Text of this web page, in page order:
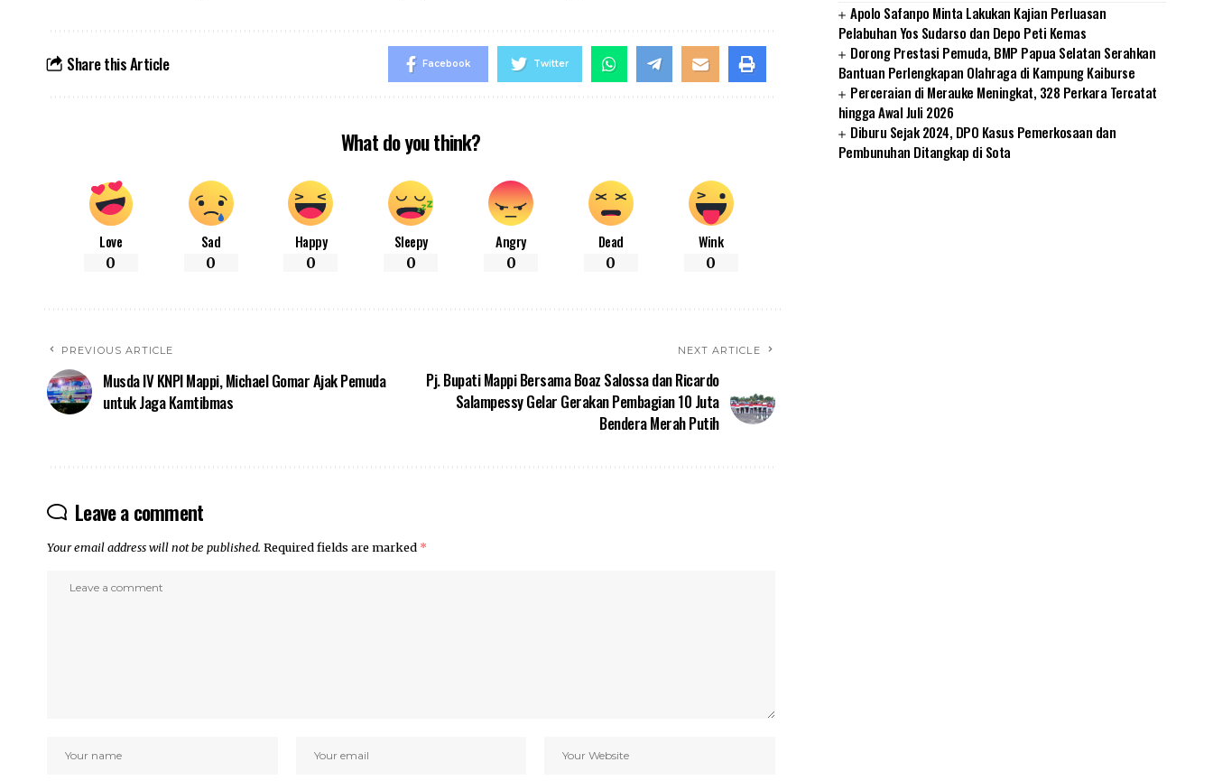
Share this Article Facebook Twitter
What do you think?
Love
0
Sad
0
Happy
0
Sleepy
0
Angry
0
Dead
0
Wink
0
PREVIOUS ARTICLE
Musda IV KNPI Mappi, Michael Gomar Ajak Pemuda
untuk Jaga Kamtibmas
NEXT ARTICLE
Pj. Bupati Mappi Bersama Boaz Salossa dan Ricardo
Salampessy Gelar Gerakan Pembagian 10 Juta
Bendera Merah Putih
Leave a comment
Your email address will not be published. Required fields are marked *
Apolo Safanpo Minta Lakukan Kajian Perluasan
Pelabuhan Yos Sudarso dan Depo Peti Kemas
Dorong Prestasi Pemuda, BMP Papua Selatan Serahkan
Bantuan Perlengkapan Olahraga di Kampung Kaiburse
Perceraian di Merauke Meningkat, 328 Perkara Tercatat
hingga Awal Juli 2026
Diburu Sejak 2024, DPO Kasus Pemerkosaan dan
Pembunuhan Ditangkap di Sota